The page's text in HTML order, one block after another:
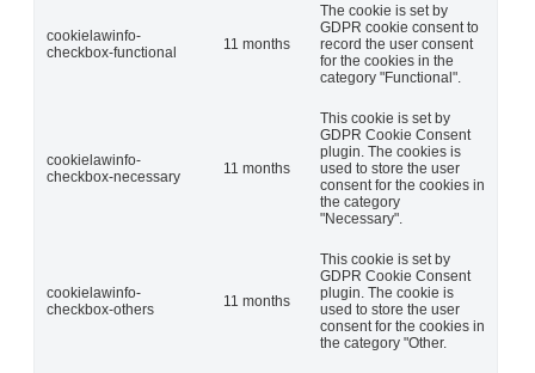
cookielawinfo-
checkbox-functional
11 months
The cookie is set by
GDPR cookie consent to
record the user consent
for the cookies in the
category "Functional".
cookielawinfo-
checkbox-necessary
11 months
This cookie is set by
GDPR Cookie Consent
plugin. The cookies is
used to store the user
consent for the cookies in
the category
"Necessary".
cookielawinfo-
checkbox-others
11 months
This cookie is set by
GDPR Cookie Consent
plugin. The cookie is
used to store the user
consent for the cookies in
the category "Other.